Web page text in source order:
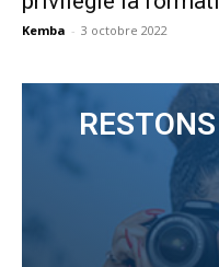
Kemba - 3 octobre 2022